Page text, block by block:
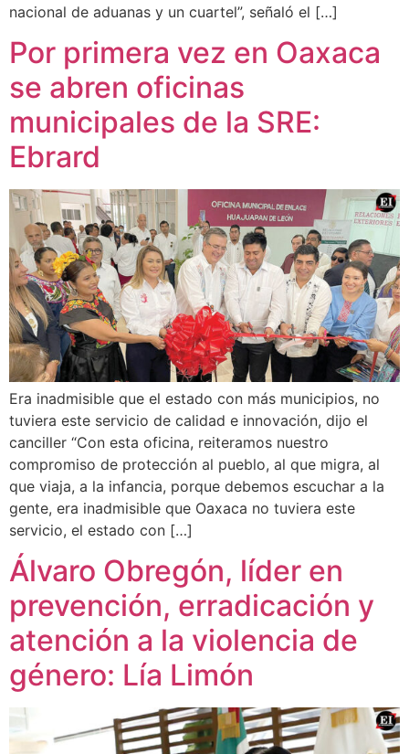
nacional de aduanas y un cuartel”, señaló el […]
Por primera vez en Oaxaca
se abren oficinas
municipales de la SRE:
Ebrard
Era inadmisible que el estado con más municipios, no
tuviera este servicio de calidad e innovación, dijo el
canciller “Con esta oficina, reiteramos nuestro
compromiso de protección al pueblo, al que migra, al
que viaja, a la infancia, porque debemos escuchar a la
gente, era inadmisible que Oaxaca no tuviera este
servicio, el estado con […]
Álvaro Obregón, líder en
prevención, erradicación y
atención a la violencia de
género: Lía Limón